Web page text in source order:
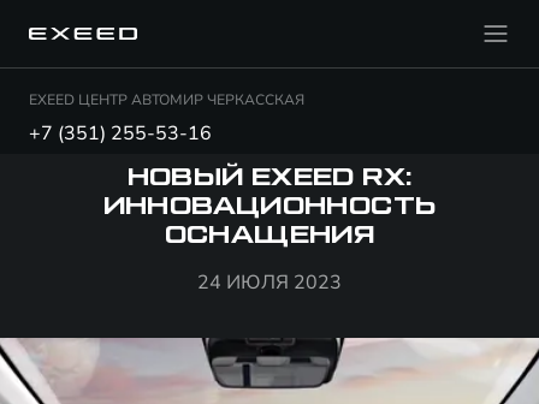
EXEED ЦЕНТР АВТОМИР ЧЕРКАССКАЯ
+7 (351) 255-53-16
НОВЫЙ EXEED RX:
ИННОВАЦИОННОСТЬ
ОСНАЩЕНИЯ
24 ИЮЛЯ 2023